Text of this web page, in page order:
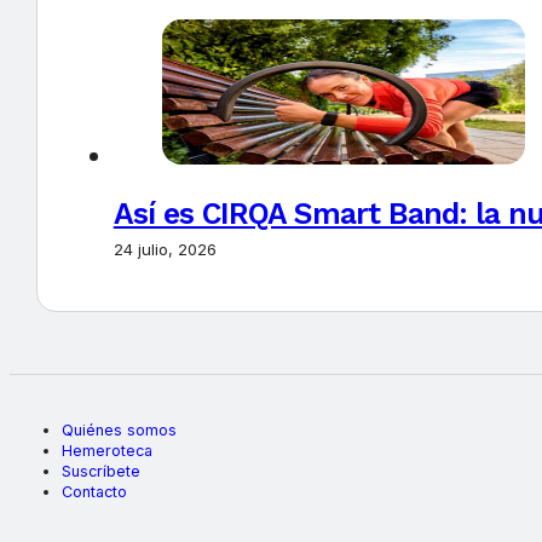
Así es CIRQA Smart Band: la
24 julio, 2026
Quiénes somos
Hemeroteca
Suscríbete
Contacto